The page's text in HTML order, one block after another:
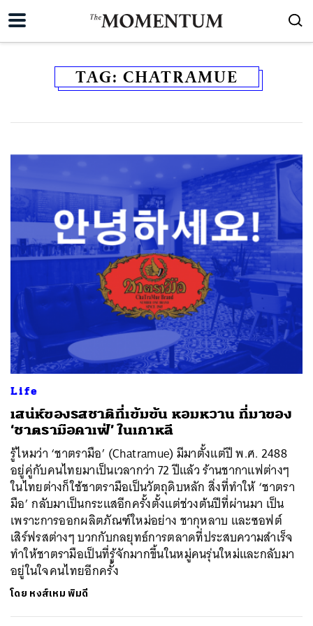
TAG: CHATRAMUE
Life
​เสน่ห์ของรสชาติที่เข้มข้น หอมหวาน ที่มาของ
‘ชาตรามือคาเฟ่’ ในเกาหลี
รู้ไหมว่า ‘ชาตรามือ’ (Chatramue) มีมาตั้งแต่ปี พ.ศ. 2488
อยู่คู่กับคนไทยมาเป็นเวลากว่า 72 ปีแล้ว ร้านชากาแฟต่างๆ
ในไทยต่างก็ใช้ชาตรามือเป็นวัตถุดิบหลัก สิ่งที่ทำให้ ‘ชาตรา
มือ’ กลับมาเป็นกระแสอีกครั้งตั้งแต่ช่วงต้นปีที่ผ่านมา เป็น
เพราะการออกผลิตภัณฑ์ใหม่อย่าง ชากุหลาบ และซอฟต์
เสิร์ฟรสต่างๆ บวกกับกลยุทธ์การตลาดที่ประสบความสำเร็จ
ทำให้ชาตรามือเป็นที่รู้จักมากขึ้นในหมู่คนรุ่นใหม่และกลับมา
อยู่ในใจคนไทยอีกครั้ง
โดย หงส์เหม พิมดี
ค้นหา
TWEET